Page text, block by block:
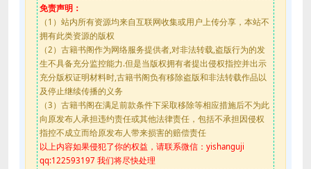
免责声明：
（1）站内所有资源均来自互联网收集或用户上传分享，本站不
拥有此类资源的版权
（2）古籍书阁作为网络服务提供者,对非法转载,盗版行为的发
生不具备充分监控能力.但是当版权拥有者提出侵权指控并出示
充分版权证明材料时,古籍书阁负有移除盗版和非法转载作品以
及停止继续传播的义务
（3）古籍书阁在满足前款条件下采取移除等相应措施后不为此
向原发布人承担违约责任或其他法律责任，包括不承担因侵权
指控不成立而给原发布人带来损害的赔偿责任
以上内容如果侵犯了你的权益，请联系微信：yishanguji
qq:122593197 我们将尽快处理